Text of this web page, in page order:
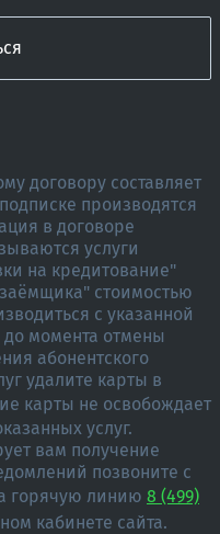
договору составляет
производятся
в договоре
услуги
на кредитование"
стоимостью
с указанной
момента отмены
абонентского
удалите карты в
карты не освобождает
услуг.
вам получение
позвоните с
горячую линию 8 (499)
кабинете сайта.